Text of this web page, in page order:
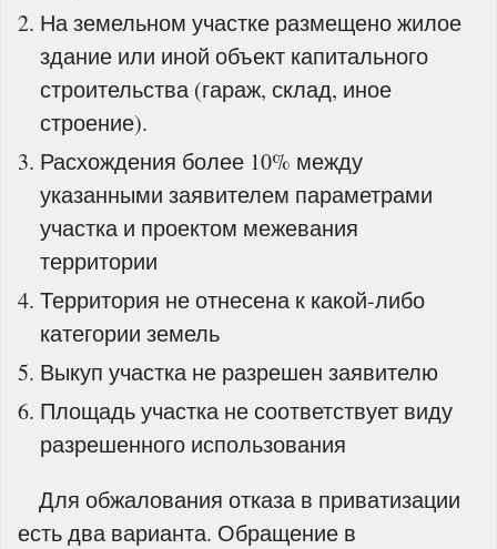
На земельном участке размещено жилое
здание или иной объект капитального
строительства (гараж, склад, иное
строение).
Расхождения более 10% между
указанными заявителем параметрами
участка и проектом межевания
территории
Территория не отнесена к какой-либо
категории земель
Выкуп участка не разрешен заявителю
Площадь участка не соответствует виду
разрешенного использования
Для обжалования отказа в приватизации
есть два варианта. Обращение в